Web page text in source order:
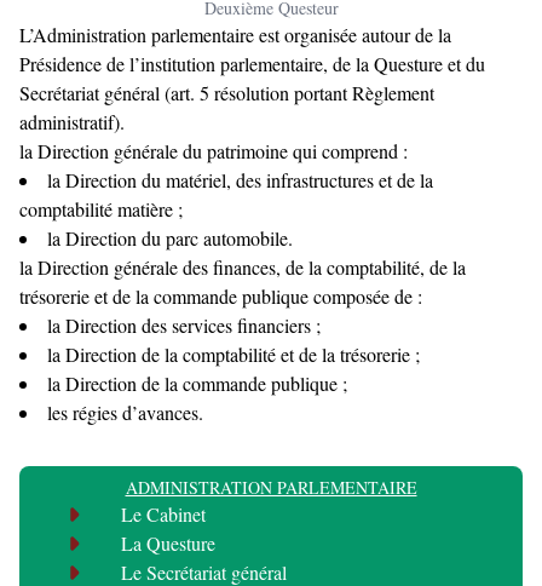
Deuxième Questeur
L’Administration parlementaire est organisée autour de la
Présidence de l’institution parlementaire, de la Questure et du
Secrétariat général (art. 5 résolution portant Règlement
administratif).
la Direction générale du patrimoine qui comprend :
la Direction du matériel, des infrastructures et de la
comptabilité matière ;
la Direction du parc automobile.
la Direction générale des finances, de la comptabilité, de la
trésorerie et de la commande publique composée de :
la Direction des services financiers ;
la Direction de la comptabilité et de la trésorerie ;
la Direction de la commande publique ;
les régies d’avances.
ADMINISTRATION PARLEMENTAIRE
Le Cabinet
La Questure
Le Secrétariat général